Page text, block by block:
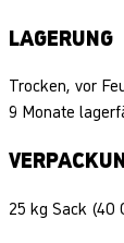
LAGERUNG
Trocken, vor
9 Monate
25 kg Sack (40